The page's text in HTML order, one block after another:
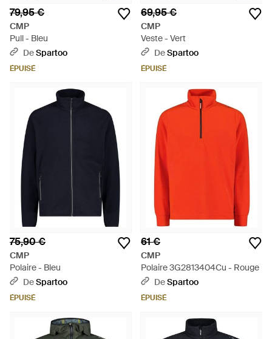
79,95 €
CMP
Pull - Bleu
DeSpartoo
ÉPUISÉ
69,95 €
CMP
Veste - Vert
DeSpartoo
ÉPUISÉ
75,90 €
CMP
Polaire - Bleu
DeSpartoo
ÉPUISÉ
61 €
CMP
Polaire 3G2813404Cu - Rouge
DeSpartoo
ÉPUISÉ